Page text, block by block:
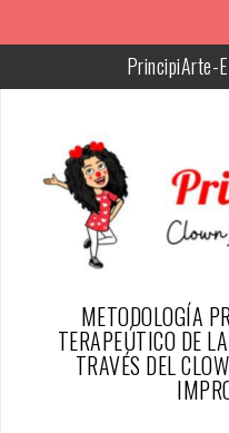
to
PrincipiArte-
Silvia, Creadora
SER PAYASO
PRINCIPIARTE-
TESTIMONIOS
METODOLOGÍA
TERAPEÚTICO DE
TRAVÉS DEL